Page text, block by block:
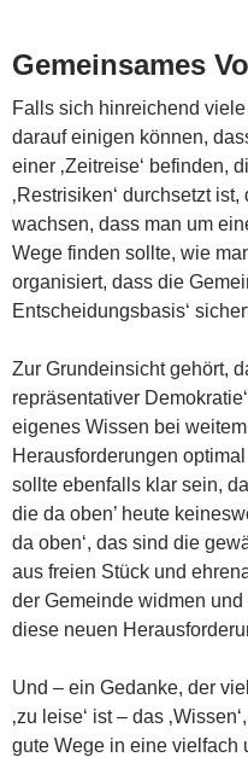
Gemeinsames
Falls sich hinreichend
darauf einigen können,
einer ‚Zeitreise‘ befinden,
‚Restrisiken‘ durchsetzt
wachsen, dass man um
Wege finden sollte, wie
organisiert, dass die
Entscheidungsbasis‘
Zur Grundeinsicht gehört,
repräsentativer
eigenes Wissen bei
Herausforderungen
sollte ebenfalls klar sein,
die da oben’ heute
da oben‘, das sind die
aus freien Stück und
der Gemeinde widmen
diese neuen
Und – ein Gedanke, der
‚zu leise‘ ist – das
gute Wege in eine vielfach